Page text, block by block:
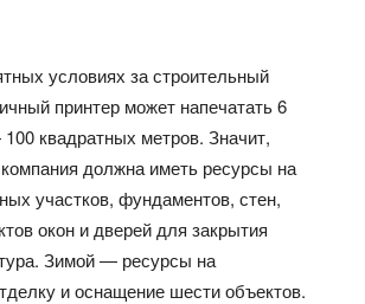
условиях за строительный
принтер может напечатать 6
квадратных метров. Значит,
должна иметь ресурсы на
участков, фундаментов, стен,
окон и дверей для закрытия
Зимой — ресурсы на
и оснащение шести объектов.